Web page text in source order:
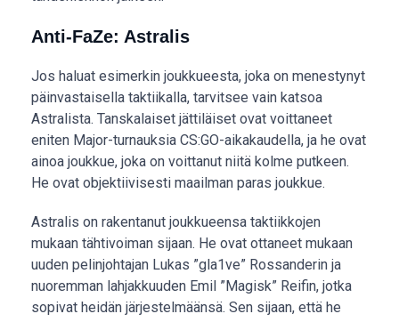
Anti-FaZe: Astralis
Jos haluat esimerkin joukkueesta, joka on menestynyt
päinvastaisella taktiikalla, tarvitsee vain katsoa
Astralista. Tanskalaiset jättiläiset ovat voittaneet
eniten Major-turnauksia CS:GO-aikakaudella, ja he ovat
ainoa joukkue, joka on voittanut niitä kolme putkeen.
He ovat objektiivisesti maailman paras joukkue.
Astralis on rakentanut joukkueensa taktiikkojen
mukaan tähtivoiman sijaan. He ovat ottaneet mukaan
uuden pelinjohtajan Lukas ”gla1ve” Rossanderin ja
nuoremman lahjakkuuden Emil ”Magisk” Reifin, jotka
sopivat heidän järjestelmäänsä. Sen sijaan, että he